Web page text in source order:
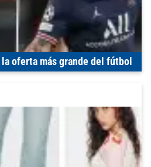
oferta más grande del fútbol